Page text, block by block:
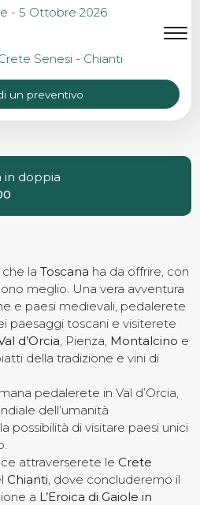
TOUR E
- 5 Ottobre 2026
Senesi - Chianti
un preventivo
in doppia
che laToscana ha da offrire, con
meglio. Una vera avventura
e paesi medievali, pedalerete
paesaggi toscani e visiterete
d’Orcia, Pienza, Montalcino e
della tradizione e vini di
pedalerete in Val d’Orcia,
dell’umanità
possibilità di visitare paesi unici
attraverserete le Crete
Chianti, dove concluderemo il
a L’Eroica di Gaiole in
EN
bici